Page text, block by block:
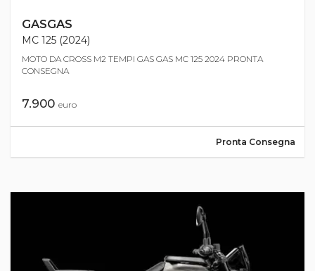
GASGAS
MC 125 (2024)
MOTO DA CROSS M2 TEMPI GAS GAS MC 125 2024 PRONTA
CONSEGNA
7.900 euro
Pronta Consegna